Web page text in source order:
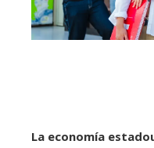
La economía